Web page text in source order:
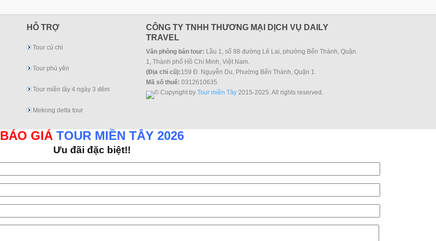
HỖ TRỢ
Tour củ chi
Tour phú yên
Tour miền tây 4 ngày 3 đêm
Mekong delta tour
CÔNG TY TNHH THƯƠNG MẠI DỊCH VỤ DAILY
TRAVEL
Văn phòng bán tour: Lầu 1, số 98 đường Lê Lai, phường Bến Thành, Quận
1, Thành phố Hồ Chí Minh, Việt Nam.
(Địa chỉ cũ):159 Đ. Nguyễn Du, Phường Bến Thành, Quận 1.
Mã số thuế: 0312610635
© Copyright by Tour miền Tây2015-2025. All rights reserved.
BÁO GIÁ TOUR MIỀN TÂY 2026
Ưu đãi đặc biệt!!